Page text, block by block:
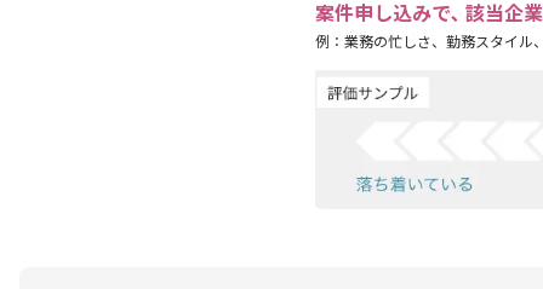
案件申し込みで､ 該当企
例：業務の忙しさ、勤務スタイル